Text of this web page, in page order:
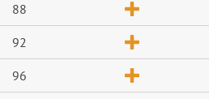
88
92
96